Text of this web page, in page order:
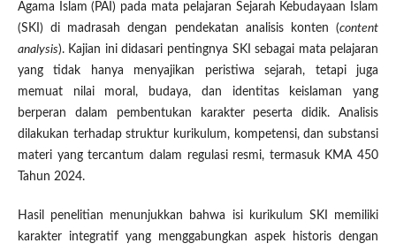
Agama Islam (PAI) pada mata pelajaran Sejarah Kebudayaan Islam
(SKI) di madrasah dengan pendekatan analisis konten (content
analysis). Kajian ini didasari pentingnya SKI sebagai mata pelajaran
yang tidak hanya menyajikan peristiwa sejarah, tetapi juga
memuat nilai moral, budaya, dan identitas keislaman yang
berperan dalam pembentukan karakter peserta didik. Analisis
dilakukan terhadap struktur kurikulum, kompetensi, dan substansi
materi yang tercantum dalam regulasi resmi, termasuk KMA 450
Tahun 2024.
Hasil penelitian menunjukkan bahwa isi kurikulum SKI memiliki
karakter integratif yang menggabungkan aspek historis dengan